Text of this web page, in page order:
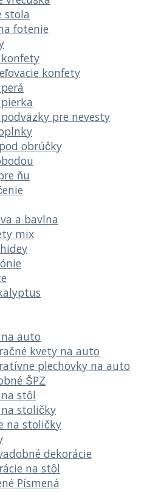
stola
fotenie
konfety
konfety
pre nevesty
obrúčky
ňu
a bavlna
mix
auto
kvety na auto
plechovky na auto
ŠPZ
stôl
na stoličky
na stoličky
dekorácie
na stôl
Písmená